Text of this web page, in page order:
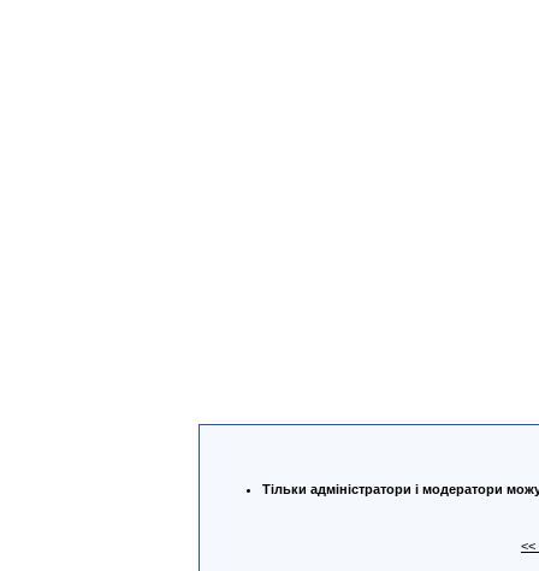
Тільки адміністратори і модератори
<<